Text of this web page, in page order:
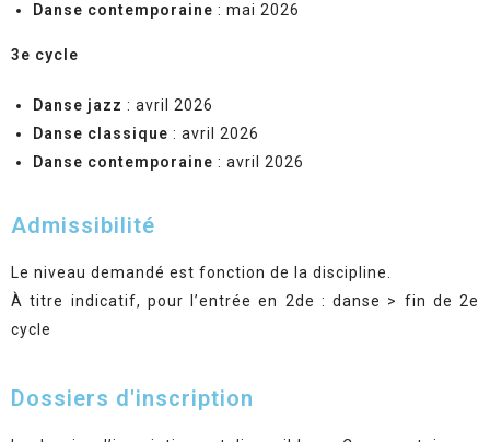
Danse contemporaine : mai 2026
3e cycle
Danse jazz : avril 2026
Danse classique : avril 2026
Danse contemporaine : avril 2026
Admissibilité
Le niveau demandé est fonction de la discipline.
À titre indicatif, pour l’entrée en 2de : danse > fin de 2e
cycle
Dossiers d'inscription